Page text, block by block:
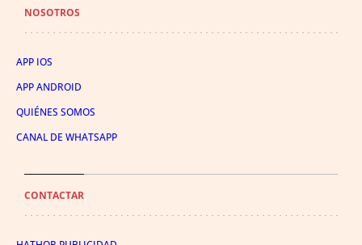
NOSOTROS
APP IOS
APP ANDROID
QUIÉNES SOMOS
CANAL DE WHATSAPP
CONTACTAR